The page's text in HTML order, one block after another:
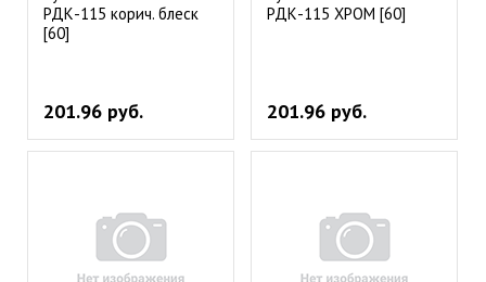
РДК-115 корич. блеск
[60]
201.96 руб.
РДК-115 ХРОМ [60]
201.96 руб.